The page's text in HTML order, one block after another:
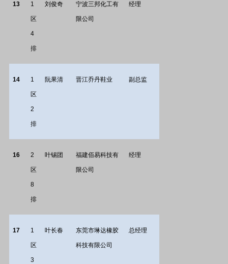
13 1
区
4
排
刘俊奇 宁波三邦化工有
限公司
经理
14 1
区
2
排
阮果清 晋江乔丹鞋业 副总监
16 2
区
8
排
叶锡团 福建佰易科技有
限公司
经理
17 1
区
3
叶长春 东莞市琳达橡胶
科技有限公司
总经理